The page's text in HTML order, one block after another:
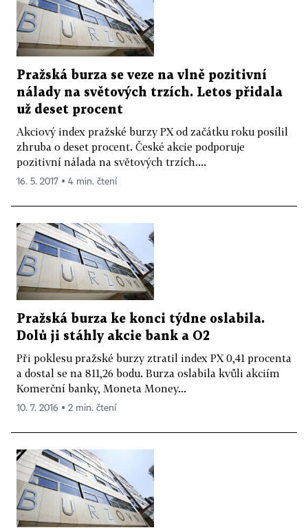
Pražská burza se veze na vlně pozitivní
nálady na světových trzích. Letos přidala
už deset procent
Akciový index pražské burzy PX od začátku roku posílil
zhruba o deset procent. České akcie podporuje
pozitivní nálada na světových trzích....
16. 5. 2017 ▪ 4 min. čtení
Pražská burza ke konci týdne oslabila.
Dolů ji stáhly akcie bank a O2
Při poklesu pražské burzy ztratil index PX 0,41 procenta
a dostal se na 811,26 bodu. Burza oslabila kvůli akciím
Komerční banky, Moneta Money...
10. 7. 2016 ▪ 2 min. čtení